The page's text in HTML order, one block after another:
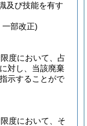
及び技能を有す
部改正)
度において、占
対し、当該廃棄
示することがで
度において、そ